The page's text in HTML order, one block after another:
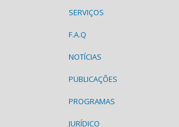
SERVIÇOS
F.A.Q
NOTÍCIAS
PUBLICAÇÕES
PROGRAMAS
JURÍDICO